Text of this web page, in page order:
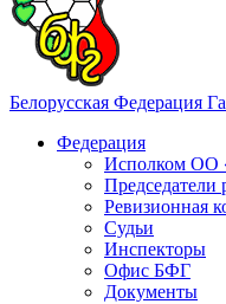
Белорусская Федерация
Федерация
Исполком ОО
Председатели
Ревизионная
Судьи
Инспекторы
Офис БФГ
Документы